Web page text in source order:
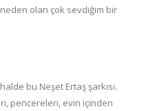
olan çok sevdiğim bir
bu Neşet Ertaş şarkısı.
pencereleri, evin içinden